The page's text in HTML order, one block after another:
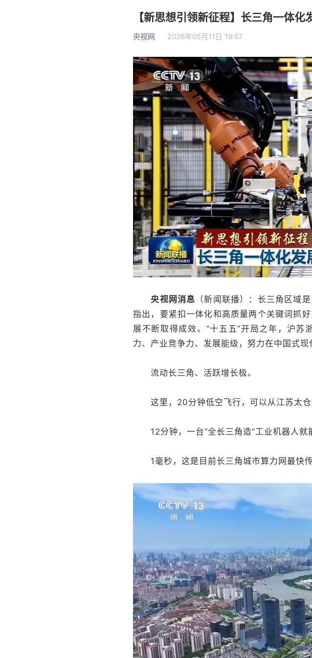
【新思想引领新征程】长三角一体化
央视网 2026年05月11日 19:57
央视网消息 （新闻联播）：长三角区域
指出，要紧扣一体化和高质量两个关键词抓
展不断取得成效。“十五五”开局之年，沪
力、产业竞争力、发展能级，努力在中国式现
流动长三角、活跃增长极。
这里，20分钟低空飞行，可以从江苏太仓
12分钟，一台“全长三角造”工业机器人就
1毫秒，这是目前长三角城市算力网最快传